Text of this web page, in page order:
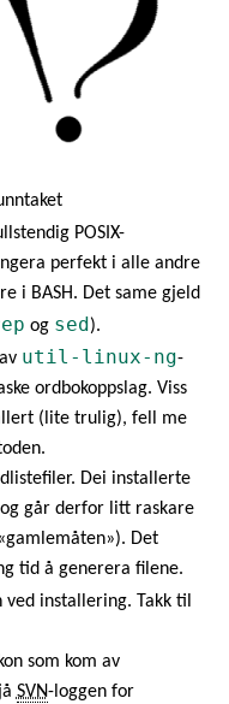
POSIX-
perfekt i alle andre
i BASH. Det same gjeld
og sed).
util-linux-ng-
ordbokoppslag. Viss
(lite trulig), fell me
Dei installerte
går derfor litt raskare
Det
tid å generera filene.
installering. Takk til
som kom av
SVN-loggen for